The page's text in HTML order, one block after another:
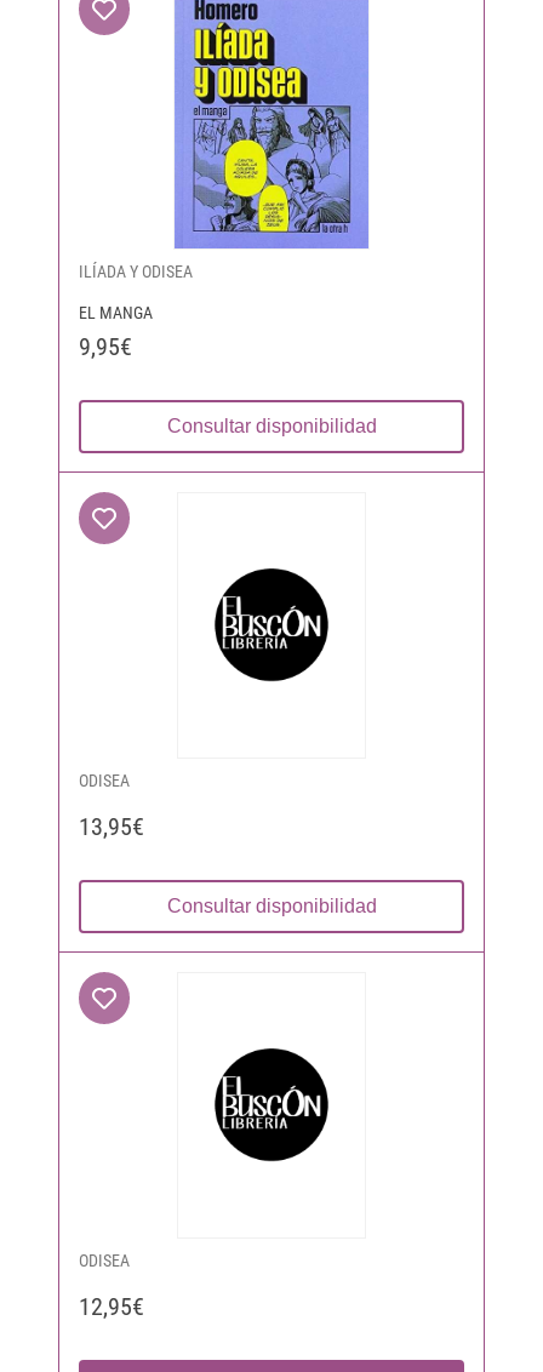
ILÍADA Y ODISEA
EL MANGA
9,95€
Consultar disponibilidad
ODISEA
13,95€
Consultar disponibilidad
ODISEA
12,95€